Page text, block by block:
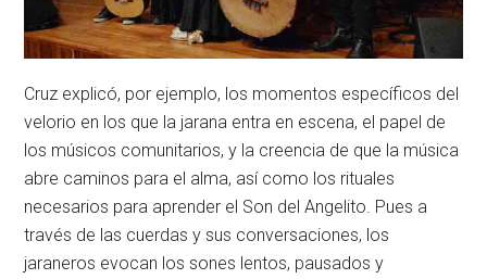
Cruz explicó, por ejemplo, los momentos específicos del
velorio en los que la jarana entra en escena, el papel de
los músicos comunitarios, y la creencia de que la música
abre caminos para el alma, así como los rituales
necesarios para aprender el Son del Angelito. Pues a
través de las cuerdas y sus conversaciones, los
jaraneros evocan los sones lentos, pausados y